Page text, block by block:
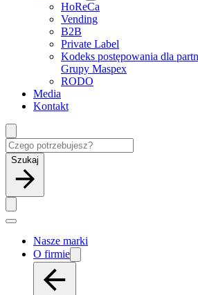
HoReCa
Vending
B2B
Private Label
Kodeks postępowania dla
Grupy Maspex
RODO
Media
Kontakt
Szukaj
Nasze marki
O firmie